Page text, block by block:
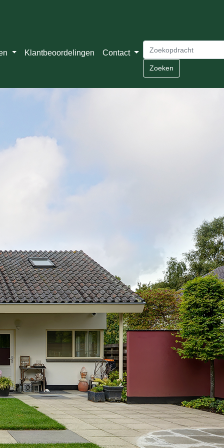
Klantbeoordelingen Contact
Zoeken